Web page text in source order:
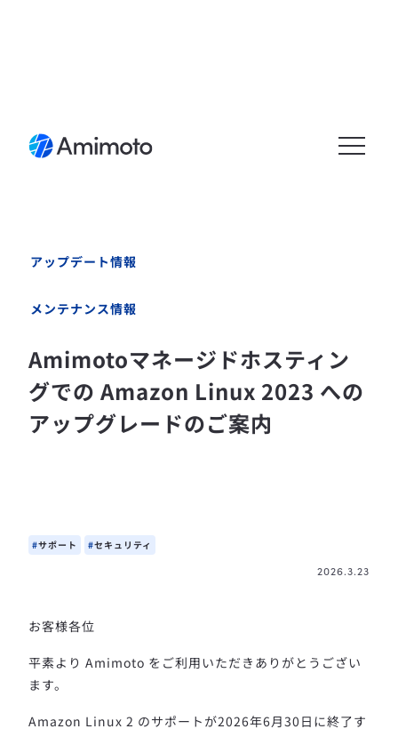
アップデート情報
メンテナンス情報
Amimotoマネージドホスティン
グでの Amazon Linux 2023 への
アップグレードのご案内
サポート セキュリティ
2026.3.23
お客様各位
平素より Amimoto をご利用いただきありがとうござい
ます。
Amazon Linux 2 のサポートが2026年6月30日に終了す